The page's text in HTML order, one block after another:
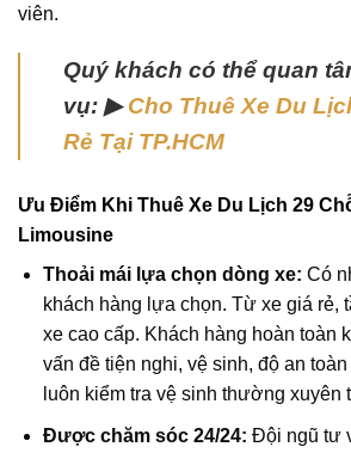
viên.
Quý khách có thể quan
vụ: ▶Cho Thuê Xe Du
Rẻ Tại TP.HCM
Ưu Điểm Khi Thuê Xe Du Lịch 29
Limousine
Thoải mái lựa chọn dòng xe: Có
khách hàng lựa chọn. Từ xe giá rẻ,
xe cao cấp. Khách hàng hoàn toàn
vấn đề tiện nghi, vệ sinh, độ an
luôn kiểm tra vệ sinh thường xuyên
Được chăm sóc 24/24: Đội ngũ tư